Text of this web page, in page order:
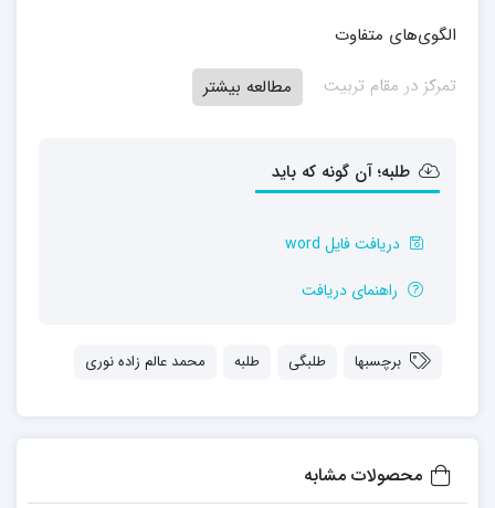
الگوی‌های متفاوت
تمرکز در مقام تربیت
چهره‌های مطلوب
مبانی ترسیم اهداف تربیت
اصول انتخاب هدف
نصاب طلبگی
تفقه
مطالعه بیشتر
طلبه؛ آن گونه که باید
دریافت فایل word
راهنمای دریافت
برچسبها طلبگی طلبه محمد عالم زاده نوری
محصولات مشابه